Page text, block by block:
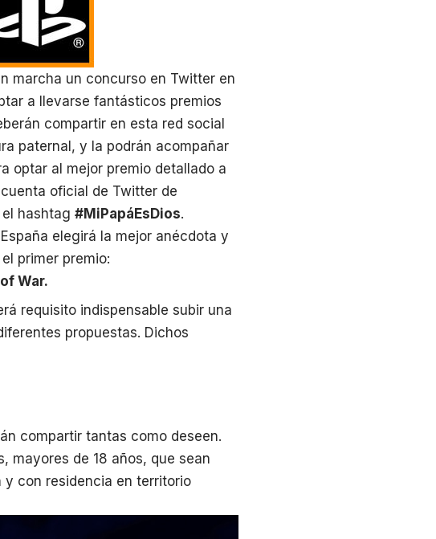
marcha un concurso en Twitter en
a llevarse fantásticos premios
compartir en esta red social
paternal, y la podrán acompañar
optar al mejor premio detallado a
oficial de Twitter de
hashtag #MiPapáEsDios.
elegirá la mejor anécdota y
primer premio:
War.
requisito indispensable subir una
propuestas. Dichos
compartir tantas como deseen.
mayores de 18 años, que sean
y con residencia en territorio